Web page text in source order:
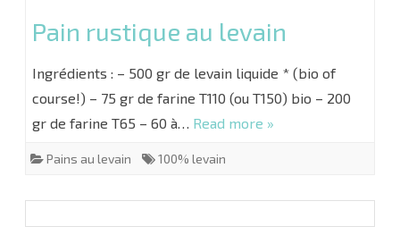
Pain rustique au levain
Ingrédients : – 500 gr de levain liquide * (bio of
course!) – 75 gr de farine T110 (ou T150) bio – 200
gr de farine T65 – 60 à… Read more »
Pains au levain 100% levain